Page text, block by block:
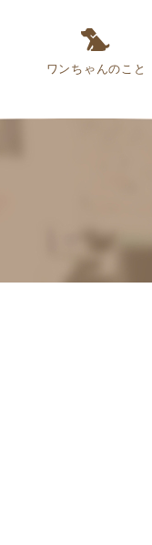
ワンちゃんのこと